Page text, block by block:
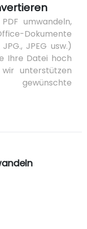
umwandeln,
Dokumente
JPEG usw.)
Ihre Datei hoch
unterstützen
gewünschte